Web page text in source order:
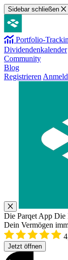
Sidebar schließen
Portfolio-
Dividendenkalender
Community
Blog
Registrieren
Die Parqet App Die
Dein Vermögen
Jetzt öffnen